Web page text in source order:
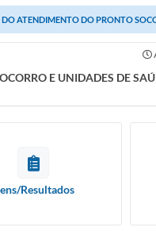
ATENDIMENTO DO PRONTO
E UNIDADES DE
Resultados